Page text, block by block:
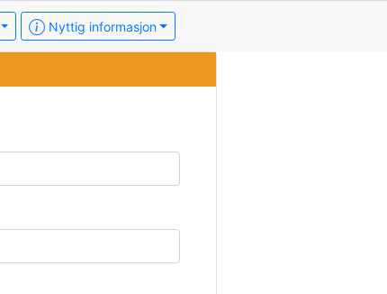
Nyttig informasjon